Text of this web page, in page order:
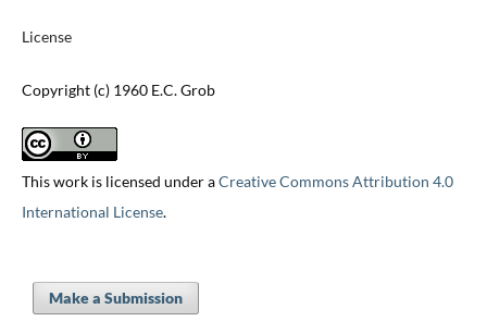
License
Copyright (c) 1960 E.C. Grob
This work is licensed under aCreative Commons Attribution 4.0
International License.
Make a Submission